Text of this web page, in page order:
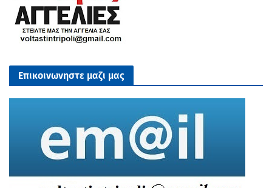
Επικοινωνηστε μαζι μας